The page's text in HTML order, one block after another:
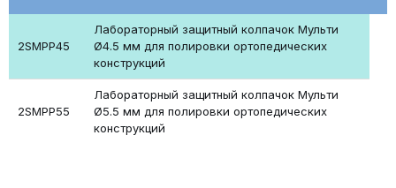
2SMPP45
Лабораторный защитный колпачок Мульти
Ø4.5 мм для полировки ортопедических
конструкций
2SMPP55
Лабораторный защитный колпачок Мульти
Ø5.5 мм для полировки ортопедических
конструкций